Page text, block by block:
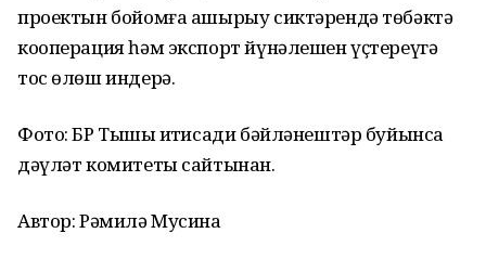
проектын бойомға ашырыу сиктәрендә төбәктә
кооперация һәм экспорт йүнәлешен үҫтереүгә
тос өлөш индерә.
Фото: БР Тышҡы иҡтисади бәйләнештәр буйынса
дәүләт комитеты сайтынан.
Автор: Рәмилә Мусина